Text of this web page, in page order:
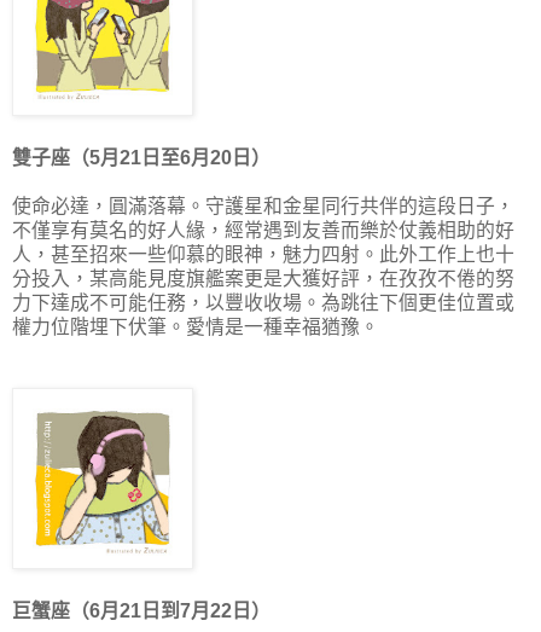
雙子座（5月21日至6月20日）
使命必達，圓滿落幕。守護星和金星同行共伴的這段日子，
不僅享有莫名的好人緣，經常遇到友善而樂於仗義相助的好
人，甚至招來一些仰慕的眼神，魅力四射。此外工作上也十
分投入，某高能見度旗艦案更是大獲好評，在孜孜不倦的努
力下達成不可能任務，以豐收收場。為跳往下個更佳位置或
權力位階埋下伏筆。愛情是一種幸福猶豫。
巨蟹座（6月21日到7月22日）